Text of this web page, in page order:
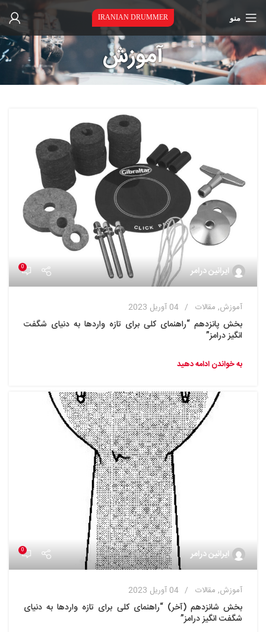
منو IRANIAN DRUMMER
آموزش
ایرانین درامر 0
آموزش, مقالات 04 آوریل 2023
بخش پانزدهم “راهنمای کلی برای تازه واردها به دنیای شگفت
انگیز درامز”
به خواندن ادامه دهید
ایرانین درامر 0
آموزش, مقالات 04 آوریل 2023
بخش شانزدهم (آخر) “راهنمای کلی برای تازه واردها به دنیای
شگفت انگیز درامز”